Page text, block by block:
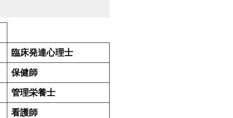
臨床発達心理士
保健師
管理栄養士
看護師